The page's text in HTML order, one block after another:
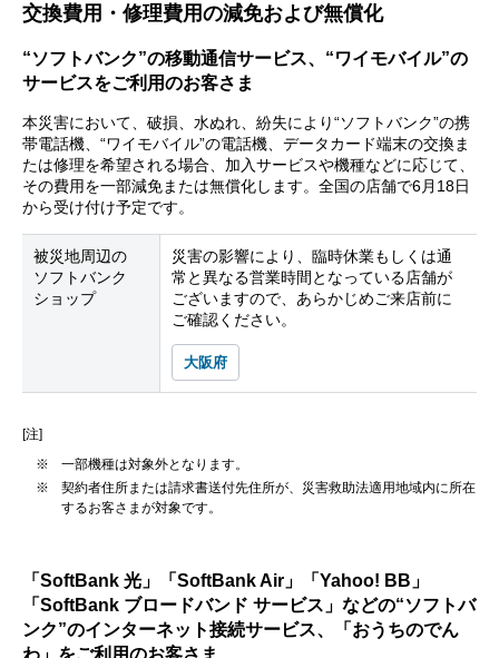
交換費用・修理費用の減免および無償化
“ソフトバンク”の移動通信サービス、“ワイモバイル”の
サービスをご利用のお客さま
本災害において、破損、水ぬれ、紛失により“ソフトバンク”の携
帯電話機、“ワイモバイル”の電話機、データカード端末の交換ま
たは修理を希望される場合、加入サービスや機種などに応じて、
その費用を一部減免または無償化します。全国の店舗で6月18日
から受け付け予定です。
被災地周辺の
ソフトバンク
ショップ
災害の影響により、臨時休業もしくは通
常と異なる営業時間となっている店舗が
ございますので、あらかじめご来店前に
ご確認ください。
大阪府
[注]
※
一部機種は対象外となります。
※
契約者住所または請求書送付先住所が、災害救助法適用地域内に所在
するお客さまが対象です。
「SoftBank 光」「SoftBank Air」「Yahoo! BB」
「SoftBank ブロードバンド サービス」などの“ソフトバ
ンク”のインターネット接続サービス、「おうちのでん
わ」をご利用のお客さま